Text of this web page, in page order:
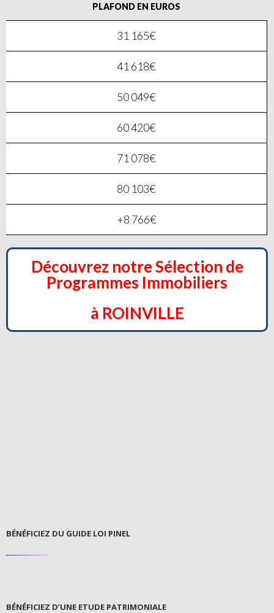
PLAFOND EN EUROS
31 165€
41 618€
50 049€
60 420€
71 078€
80 103€
+8 766€
Découvrez notre Sélection de
Programmes Immobiliers
à ROINVILLE
BÉNÉFICIEZ DU GUIDE LOI PINEL
BÉNÉFICIEZ D’UNE ETUDE PATRIMONIALE